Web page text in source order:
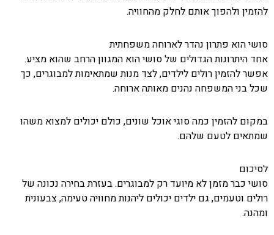
להזמין ולהפוך אותם לחלק מהחוויה.
סושי הוא פתרון נהדר לארוחה משפחתית
אחד היתרונות הגדולים של סושי הוא המגוון הרחב שהוא מציע.
אפשר להזמין רולים לילדים, לצד מנות שמתאימות למבוגרים, כך
שכל בני המשפחה נהנים מאותה ארוחה.
במקום להזמין כמה סוגי אוכל שונים, כולם יכולים למצוא משהו
שמתאים לטעם שלהם.
לסיכום
סושי כבר מזמן לא מיועד רק למבוגרים. בעזרת בחירה נכונה של
רולים וטעמים, גם ילדים יכולים ליהנות מחוויה טעימה, צבעונית
ומהנה.